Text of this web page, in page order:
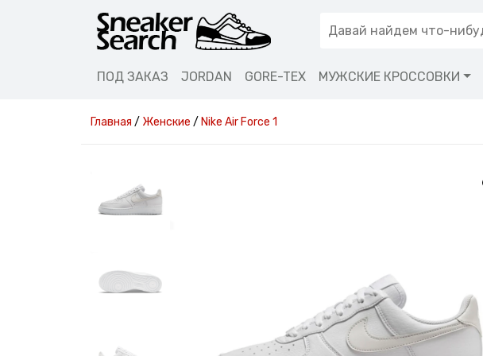
ПОД ЗАКАЗ JORDAN GORE-TEX МУЖСКИЕ КРОССОВКИ
Главная / Женские / Nike Air Force 1